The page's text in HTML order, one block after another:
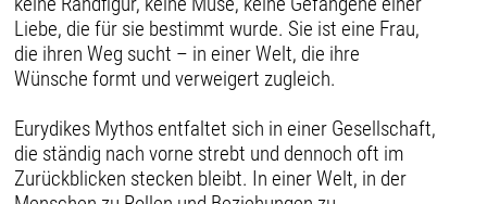
Liebe, die für sie bestimmt wurde. Sie ist eine Frau,
die ihren Weg sucht – in einer Welt, die ihre
Wünsche formt und verweigert zugleich.
Eurydikes Mythos entfaltet sich in einer Gesellschaft,
die ständig nach vorne strebt und dennoch oft im
Zurückblicken stecken bleibt. In einer Welt, in der